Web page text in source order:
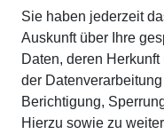
Sie haben jederzeit
Auskunft über Ihre
Daten, deren
der
Berichtigung,
Hierzu sowie zu